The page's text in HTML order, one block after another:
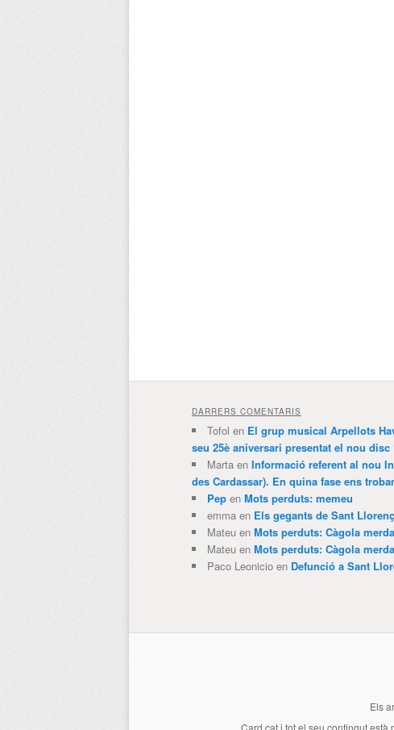
DARRERS COMENTARIS
Tofol en El grup musical Arpellots
seu 25è aniversari presentat el nou disc
Martaen Informació referent al nou
des Cardassar). En quina fase ens
Pepen Mots perduts: memeu
emmaen Els gegants de Sant
Mateuen Mots perduts: Càgola
Mateuen Mots perduts: Càgola
Paco Leonicioen Defunció a Sant
Els